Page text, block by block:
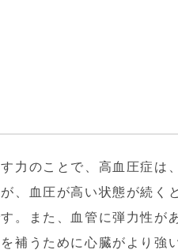
力のことで、高血圧症は
、血圧が高い状態が続く
。また、血管に弾力性が
補うために心臓がより強